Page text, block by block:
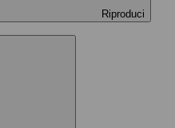
Riproduci